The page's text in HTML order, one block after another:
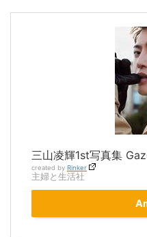
三山凌輝1st写真集
created by Rinker
主婦と生活社